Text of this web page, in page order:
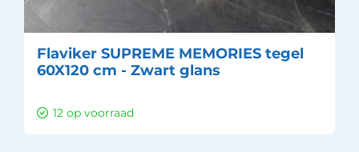
Flaviker SUPREME MEMORIES tegel
60X120 cm - Zwart glans
12 op voorraad